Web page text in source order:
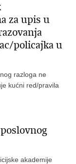
za upis u
policajka u
razloga ne
kućni red/pravila
akademije